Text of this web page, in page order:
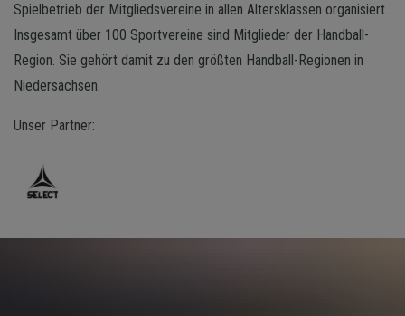
Spielbetrieb der Mitgliedsvereine in allen Altersklassen organisiert.
Insgesamt über 100 Sportvereine sind Mitglieder der Handball-
Region. Sie gehört damit zu den größten Handball-Regionen in
Niedersachsen.
Unser Partner: